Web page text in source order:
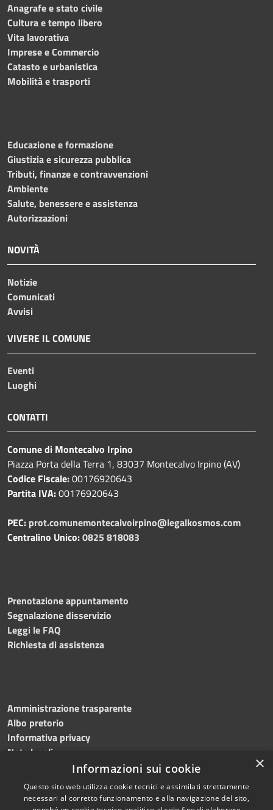
Anagrafe e stato civile
Cultura e tempo libero
Vita lavorativa
Imprese e Commercio
Catasto e urbanistica
Mobilità e trasporti
Educazione e formazione
Giustizia e sicurezza pubblica
Tributi, finanze e contravvenzioni
Ambiente
Salute, benessere e assistenza
Autorizzazioni
NOVITÀ
Notizie
Comunicati
Avvisi
VIVERE IL COMUNE
Eventi
Luoghi
CONTATTI
Comune di Montecalvo Irpino
Piazza Porta della Terra 1, 83037 Montecalvo Irpino (AV)
Codice Fiscale:00176920643
Partita IVA:00176920643
PEC: prot.comunemontecalvoirpino@legalkosmos.com
Centralino Unico:0825 818083
Prenotazione appuntamento
Segnalazione disservizio
Leggi le FAQ
Richiesta di assistenza
Amministrazione trasparente
Albo pretorio
Informativa privacy
Note legali
Dichiarazione di accessibilità
×
Informazioni sui cookie
Questo sito web utilizza cookie tecnici e assimilati strettamente
necessari al corretto funzionamento e alla navigazione del sito,